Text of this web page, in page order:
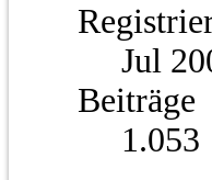
Jul
Beiträge
1.053